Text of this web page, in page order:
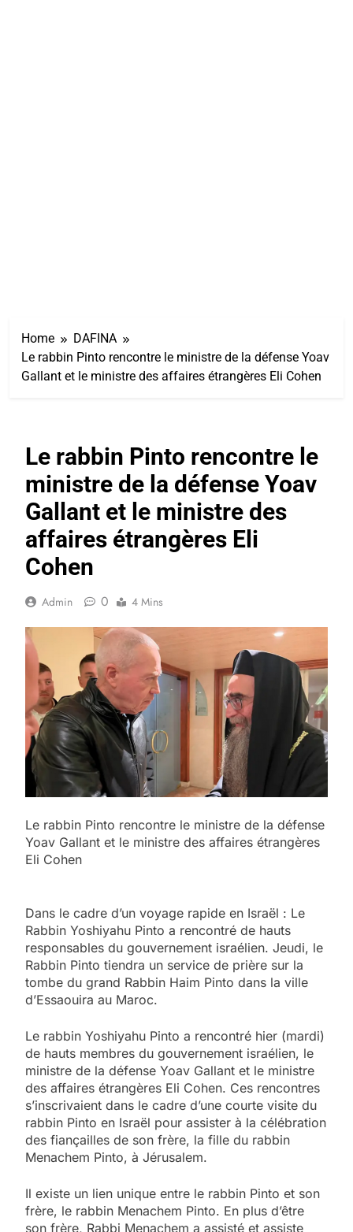
Home
DAFINA
Le rabbin Pinto rencontre le ministre de la défense Yoav
Gallant et le ministre des affaires étrangères Eli Cohen
Le rabbin Pinto rencontre le
ministre de la défense Yoav
Gallant et le ministre des
affaires étrangères Eli
Cohen
Admin 0 4 Mins
Le rabbin Pinto rencontre le ministre de la défense
Yoav Gallant et le ministre des affaires étrangères
Eli Cohen
Dans le cadre d’un voyage rapide en Israël : Le
Rabbin Yoshiyahu Pinto a rencontré de hauts
responsables du gouvernement israélien. Jeudi, le
Rabbin Pinto tiendra un service de prière sur la
tombe du grand Rabbin Haim Pinto dans la ville
d’Essaouira au Maroc.
Le rabbin Yoshiyahu Pinto a rencontré hier (mardi)
de hauts membres du gouvernement israélien, le
ministre de la défense Yoav Gallant et le ministre
des affaires étrangères Eli Cohen. Ces rencontres
s’inscrivaient dans le cadre d’une courte visite du
rabbin Pinto en Israël pour assister à la célébration
des fiançailles de son frère, la fille du rabbin
Menachem Pinto, à Jérusalem.
Il existe un lien unique entre le rabbin Pinto et son
frère, le rabbin Menachem Pinto. En plus d’être
son frère, Rabbi Menachem a assisté et assiste